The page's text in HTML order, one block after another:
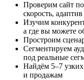
Проверим сайт
скорость, адаптив
Изучим
а где вы можете
Простроим
Сегментируем
под реальные
Найдём 5–7
и продажам